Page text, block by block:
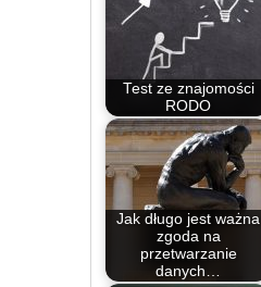
Test ze znajomości
RODO
Jak długo jest ważna
zgoda na
przetwarzanie
danych…